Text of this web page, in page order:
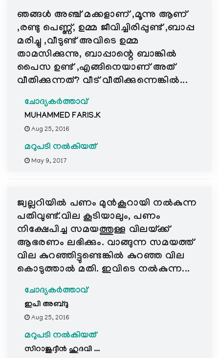
ഞങ്ങള്‍ അഞ്ച് മക്കളാണ് ,മൂന്നു ആണ്
,രണ്ടു പെണ്ണ്, ഉമ്മ ജീവിച്ചിരിപ്പുണ്ട് ,ബാപ്പ
മരിച്ചു ,വീടുണ്ട് അവിടെ ഉമ്മ
താമസിക്കുന്നു, ബാപ്പാന്റെ ബാങ്കില്‍
പൈസ ഉണ്ട് ,എങ്ങിനെയാണ്‌ അത്
വീതിക്കുന്നത്? വീട് വീതിക്കുന്നെങ്കില്‍...
ചോദ്യകർത്താവ്
MUHAMMED FARIS.K
Aug 25, 2016
മറുപടി നൽകിയത്
May 9, 2017
ജ്വല്ലറിയില്‍ പണം മുന്‍കൂറായി നല്‍കുന്ന
പതിവുണ്ട്.വില കൂടിയാലും, പണം
നിക്ഷേപിച്ച സമയത്തുള്ള വിലയ്ക്ക്
ആഭരണം ലഭിക്കും. വാങ്ങുന്ന സമയത്ത്
വില കുറഞ്ഞിട്ടുണ്ടെങ്കില്‍ കുറഞ്ഞ വില
കൊടുത്താല്‍ മതി. ഇവിടെ നല്‍കുന്ന...
ചോദ്യകർത്താവ്
ഇപി അബ്ദു
Aug 25, 2016
മറുപടി നൽകിയത്
സിറാജുദ്ദീന്‍ ഹുദവി ...